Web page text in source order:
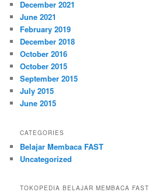
December 2021
June 2021
February 2019
December 2018
October 2016
October 2015
September 2015
July 2015
June 2015
CATEGORIES
Belajar Membaca FAST
Uncategorized
TOKOPEDIA BELAJAR MEMBACA FAST